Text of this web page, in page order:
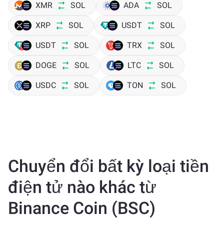
XMR SOL ADA SOL
XRP SOL USDT SOL
USDT SOL TRX SOL
DOGE SOL LTC SOL
USDC SOL TON SOL
Chuyển đổi bất kỳ loại tiền
điện tử nào khác từ
Binance Coin (BSC)